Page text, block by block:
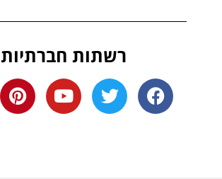
רשתות חברתיות